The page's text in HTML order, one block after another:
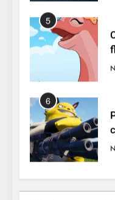
5
6
7